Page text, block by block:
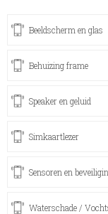
Beeldscherm en glas
Behuizing frame
Speaker en geluid
Simkaartlezer
Sensoren en
Waterschade /